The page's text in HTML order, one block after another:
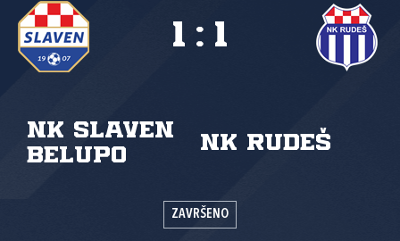
NK Slaven
Belupo
NK Rudeš
1 : 1
ZAVRŠENO